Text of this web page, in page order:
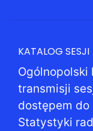
KATALOG SESJI
Ogólnopolski
transmisji
dostępem do
Statystyki